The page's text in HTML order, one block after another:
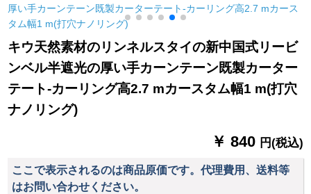
穂セト
ドゥア电机の心を込
っています。すみま
せん、すみません。
キウ天然素材のリンネルスタイの新中国式リービ
ンベル半遮光の厚い手カーンテーン既製カーター
テート-カーリング高2.7 mカースタム幅1 m(打穴
ナノリング)
￥ 840 円(税込)
ここで表示されるのは商品原価です。代理費用、送料等
はお問い合わせください。